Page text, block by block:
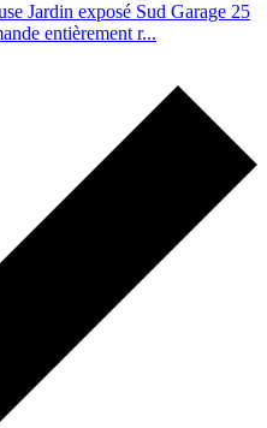
Jardin exposé Sud Garage 25
entièrement r...